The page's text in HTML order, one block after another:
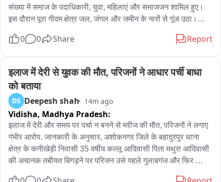
संख्या में समाज के पदाधिकारी, युवा, महिलाएं और समाजजन शामिल हुए।
इस दौरान पूरा गीदम क्षेत्र जल, जंगल और जमीन के नारों से गूंज उठा।
विश्व आदिवासी दिवस के अवसर पर गीदम में आदिवासी संस्कृति की अनोखी
गीत-संगीत और सांस्कृतिक प्रस्तुतियों के जरिए अपनी समृद्ध सांस्कृतिक
विरासत को प्रदर्शित किया।
कार्यक्रम में सर्व आदिवासी समाज के पदाधिकारियों ने समाज की एकता और
अधिकारों को लेकर लोगों को जागरूक किया। साथ ही युवा वर्ग से अपनी
संस्कृति, परंपरा और रीति-रिवाजों को बचाए रखने और आने वाली पीढ़ी तक
पहुंचाने की अपील की।
पदाधिकारियों ने कहा कि आदिवासी समाज की पहचान उसकी संस्कृति,
0 0 Share Report
इलाज में देरी से युवक की मौत, परिजनों ने आधार पर्ची बाधा
को बताया
DS Deepesh shah 14m ago
Vidisha, Madhya Pradesh:
इलाज में देरी और समय पर पर्चा न बनने से मरीज की मौत, परिजनों ने लगाए
गंभीर आरोप. जानकारी के अनुसार, अशोकनगर जिले के बहादुरपुर थाना
क्षेत्र के कनीखेड़ी निवासी 35 वर्षीय कल्लू आदिवासी पिता मथुरा आदिवासी
की अचानक तबीयत बिगड़ने पर परिजन उसे पहले गुलाबगंज और फिर